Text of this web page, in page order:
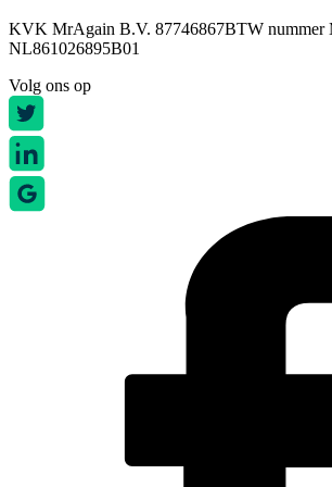
KVK MrAgain B.V. 87746867BTW nummer
NL861026895B01
Volg ons op